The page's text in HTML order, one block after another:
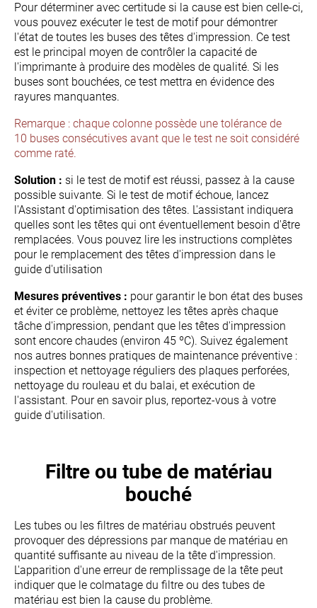
Pour déterminer avec certitude si la cause est bien celle-ci,
vous pouvez exécuter le test de motif pour démontrer
l'état de toutes les buses des têtes d'impression. Ce test
est le principal moyen de contrôler la capacité de
l'imprimante à produire des modèles de qualité. Si les
buses sont bouchées, ce test mettra en évidence des
rayures manquantes.
Remarque : chaque colonne possède une tolérance de
10 buses consécutives avant que le test ne soit considéré
comme raté.
Solution : si le test de motif est réussi, passez à la cause
possible suivante. Si le test de motif échoue, lancez
l'Assistant d'optimisation des têtes. L'assistant indiquera
quelles sont les têtes qui ont éventuellement besoin d'être
remplacées. Vous pouvez lire les instructions complètes
pour le remplacement des têtes d'impression dans le
guide d'utilisation
Mesures préventives : pour garantir le bon état des buses
et éviter ce problème, nettoyez les têtes après chaque
tâche d'impression, pendant que les têtes d'impression
sont encore chaudes (environ 45 ºC). Suivez également
nos autres bonnes pratiques de maintenance préventive :
inspection et nettoyage réguliers des plaques perforées,
nettoyage du rouleau et du balai, et exécution de
l'assistant. Pour en savoir plus, reportez-vous à votre
guide d'utilisation.
Filtre ou tube de matériau
bouché
Les tubes ou les filtres de matériau obstrués peuvent
provoquer des dépressions par manque de matériau en
quantité suffisante au niveau de la tête d'impression.
L'apparition d'une erreur de remplissage de la tête peut
indiquer que le colmatage du filtre ou des tubes de
matériau est bien la cause du problème.